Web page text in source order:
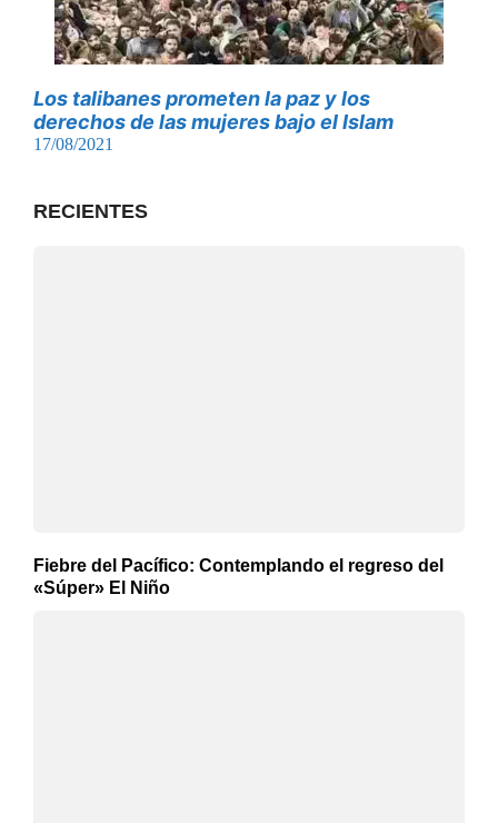
Los talibanes prometen la paz y los
derechos de las mujeres bajo el Islam
17/08/2021
RECIENTES
Fiebre del Pacífico: Contemplando el regreso del
«Súper» El Niño